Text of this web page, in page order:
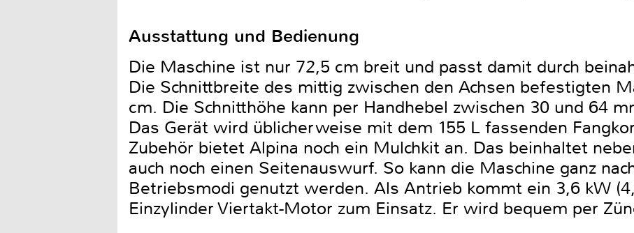
Ausstattung und Bedienung
Die Maschine ist nur 72,5 cm breit und passt damit durch
Die Schnittbreite des mittig zwischen den Achsen befestigten
cm. Die Schnitthöhe kann per Handhebel zwischen 30 und 64
Das Gerät wird üblicherweise mit dem 155 L fassenden
Zubehör bietet Alpina noch ein Mulchkit an. Das beinhaltet
auch noch einen Seitenauswurf. So kann die Maschine ganz
Betriebsmodi genutzt werden. Als Antrieb kommt ein 3,6 kW
Einzylinder Viertakt-Motor zum Einsatz. Er wird bequem per